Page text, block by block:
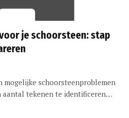
je schoorsteen: stap
mogelijke schoorsteenproblemen
aantal tekenen te identificeren…